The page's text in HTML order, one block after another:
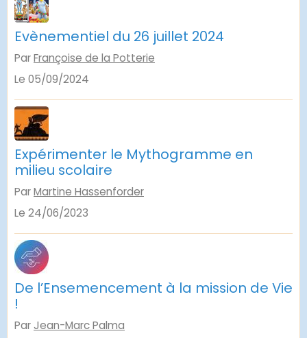
Evènementiel du 26 juillet 2024
ParFrançoise de la Potterie
Le 05/09/2024
Expérimenter le Mythogramme en
milieu scolaire
ParMartine Hassenforder
Le 24/06/2023
De l’Ensemencement à la mission de Vie
!
ParJean-Marc Palma